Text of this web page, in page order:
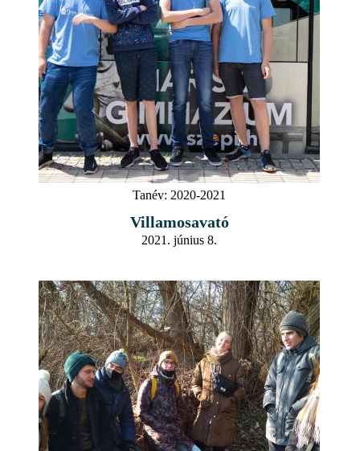
Tanév: 2020-2021
Villamosavató
2021. június 8.